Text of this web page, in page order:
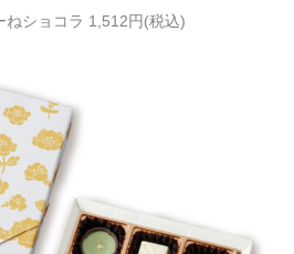
ショコラ 1,512円(税込)